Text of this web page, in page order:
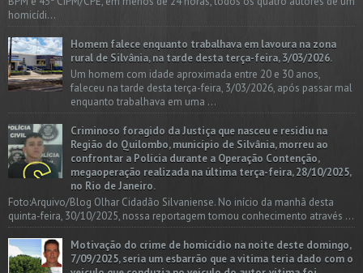
homicídi...
Homem falece enquanto trabalhava em lavoura na zona
rural de Silvânia, na tarde desta terça-feira, 3/03/2026.
Um homem com idade aproximada entre 20 e 30 anos,
faleceu na tarde desta terça-feira, 3/03/2026, após passar mal
enquanto trabalhava em uma ...
Criminoso foragido da Justiça que nasceu e residiu na
Região do Quilombo, município de Silvânia, morreu ao
confrontar a Polícia durante a Operação Contenção,
megaoperação realizada na última terça-feira, 28/10/2025,
no Rio de Janeiro.
Foto:Arquivo/Blog Olhar Cidadão Silvaniense. No início da manhã desta
quinta-feira, 30/10/2025, nossa reportagem tomou conhecimento através ...
Motivação do crime de homicídio na noite deste domingo,
7/09/2025, seria um esbarrão que a vitima teria dado com o